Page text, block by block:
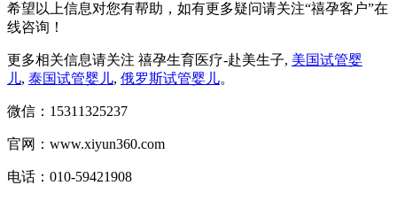
希望以上信息对您有帮助，如有更多疑问请关注“禧孕客户”在
线咨询！
更多相关信息请关注 禧孕生育医疗-赴美生子, 美国试管婴
儿, 泰国试管婴儿, 俄罗斯试管婴儿。
微信：15311325237
官网：www.xiyun360.com
电话：010-59421908